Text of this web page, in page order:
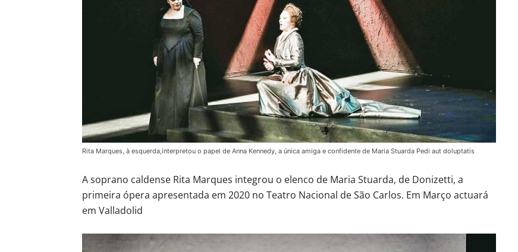
Rita Marques, à esquerda,interpretou o papel de Anna Kennedy, a única amiga e confidente de Maria Stuarda Pedi aut doluptatis
A soprano caldense Rita Marques integrou o elenco de Maria Stuarda, de Donizetti, a
primeira ópera apresentada em 2020 no Teatro Nacional de São Carlos. Em Março actuará
em Valladolid